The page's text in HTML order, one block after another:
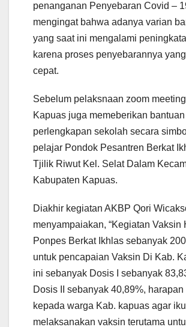
penanganan Penyebaran Covid –
mengingat bahwa adanya varian
yang saat ini mengalami
karena proses penyebarannya
cepat.
Sebelum pelaksnaan zoom
Kapuas juga memeberikan bantuan
perlengkapan sekolah secara
pelajar Pondok Pesantren Berkat
Tjilik Riwut Kel. Selat Dalam
Kabupaten Kapuas.
Diakhir kegiatan AKBP Qori
menyampaiakan, “Kegiatan Vaksin
Ponpes Berkat Ikhlas sebanyak
untuk pencapaian Vaksin Di Kab.
ini sebanyak Dosis I sebanyak
Dosis II sebanyak 40,89%, harapan
kepada warga Kab. kapuas agar
melaksanakan vaksin terutama